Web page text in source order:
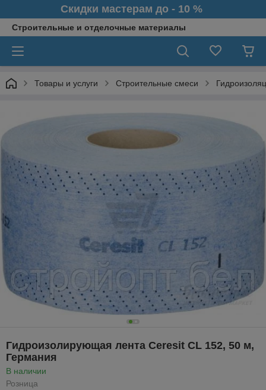
Скидки мастерам до - 10 %
Строительные и отделочные материалы
Товары и услуги Строительные смеси
Гидроизолирующая лента Ceresit CL 152, 50 м,
Германия
В наличии
Розница